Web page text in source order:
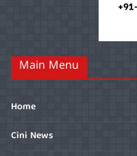
Main Menu
Home
Cini News